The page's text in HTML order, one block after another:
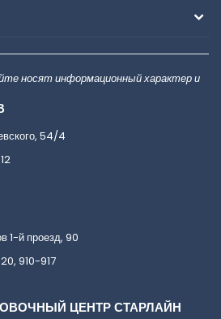
носят информационный характер и
54/4
1-й проезд, 90
910-917
ЦЕНТР СТАРЛАЙН